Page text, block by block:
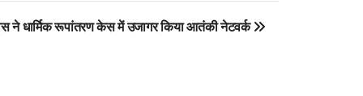
ने धार्मिक रूपांतरण केस में उजागर किया आतंकी नेटवर्क